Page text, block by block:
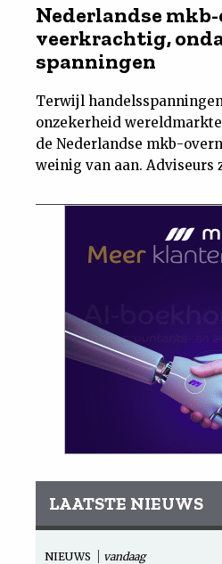
Nederlandse
veerkrachtig,
spanningen
Terwijl
onzekerheid
de Nederlandse mkb-
weinig van aan. Adviseurs
LAATSTE NIEUWS
NIEUWS vandaag